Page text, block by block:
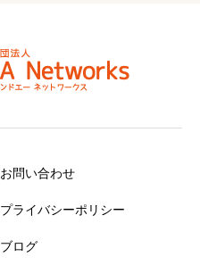
お問い合わせ
プライバシーポリシー
ブログ